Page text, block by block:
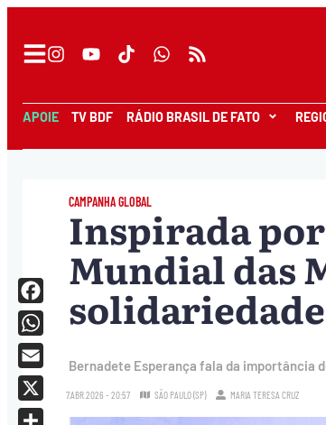
APOIE TV BDF RÁDIO BRASIL DE FATO
CAMPANHA GLOBAL
Inspirada
Mundial das
solidariedade
Bernadete Esperança fala da importância
7.ABR.2026 - 20:57 SÃO PAULO (SP) MARIA TERESA CRUZ
Facebook
WhatsApp
Email
X